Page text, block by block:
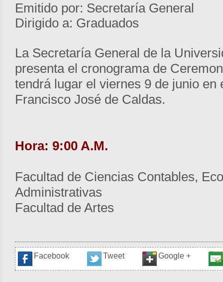
Emitido por: Secretaría General
Dirigido a: Graduados
La Secretaría General de la
presenta el cronograma de
tendrá lugar el viernes 9 de junio en
Francisco José de Caldas.
Hora: 9:00 A.M.
Facultad de Ciencias Contables,
Administrativas
Facultad de Artes
Facebook Tweet Google +